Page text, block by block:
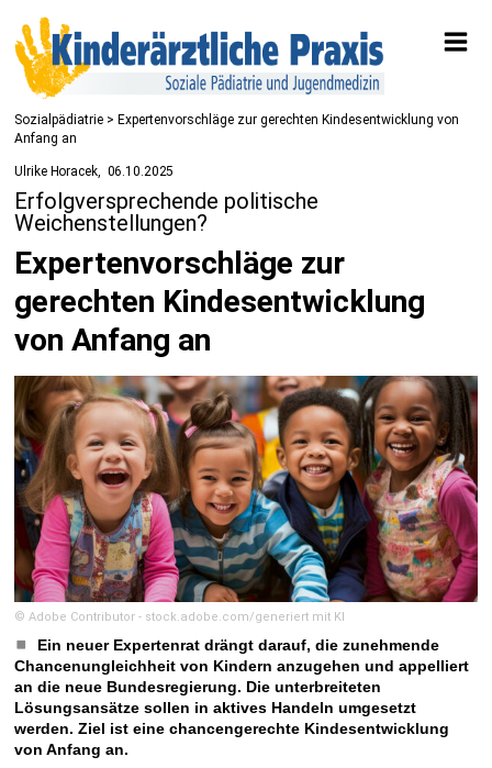
Sozialpädiatrie > Expertenvorschläge zur gerechten Kindesentwicklung von
Anfang an
Ulrike Horacek 06.10.2025
Erfolgversprechende politische
Weichenstellungen?
Expertenvorschläge zur
gerechten Kindesentwicklung
von Anfang an
© Adobe Contributor - stock.adobe.com/generiert mit KI
Ein neuer Expertenrat drängt darauf, die zunehmende
Chancenungleichheit von Kindern anzugehen und appelliert
an die neue Bundesregierung. Die unterbreiteten
Lösungsansätze sollen in aktives Handeln umgesetzt
werden. Ziel ist eine chancengerechte Kindesentwicklung
von Anfang an.